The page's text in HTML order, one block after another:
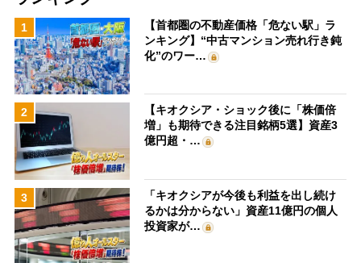
1
【首都圏の不動産価格「危ない駅」ラ
ンキング】“中古マンション売れ行き鈍
化”のワー…
2
【キオクシア・ショック後に「株価倍
増」も期待できる注目銘柄5選】資産3
億円超・…
3
「キオクシアが今後も利益を出し続け
るかは分からない」資産11億円の個人
投資家が…